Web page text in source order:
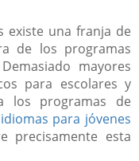
existe una franja de
de los programas
mayores
para escolares y
los programas de
para jóvenes
precisamente esta